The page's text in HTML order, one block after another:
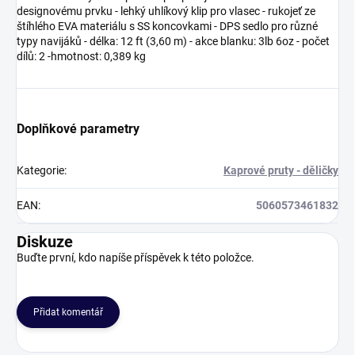
designovému prvku - lehký uhlíkový klip pro vlasec - rukojeť ze
štíhlého EVA materiálu s SS koncovkami - DPS sedlo pro různé
typy navijáků - délka: 12 ft (3,60 m) - akce blanku: 3lb 6oz - počet
dílů: 2 -hmotnost: 0,389 kg
Doplňkové parametry
Kategorie: Kaprové pruty - děličky
EAN: 5060573461832
Diskuze
Buďte první, kdo napíše příspěvek k této položce.
Přidat komentář